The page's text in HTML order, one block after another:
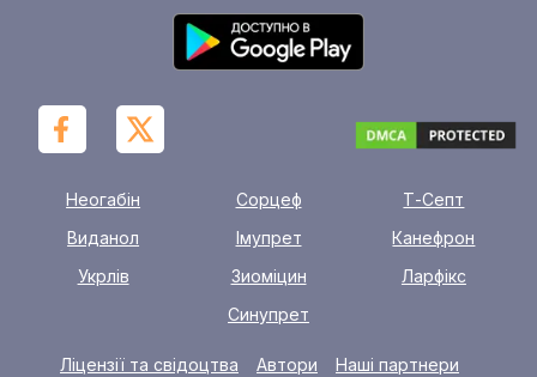
Неогабін Сорцеф
Т-Септ
Виданол
Імупрет
Канефрон
Укрлів
Зиоміцин
Ларфікс
Синупрет
Ліцензії та свідоцтва Автори Наші партнери